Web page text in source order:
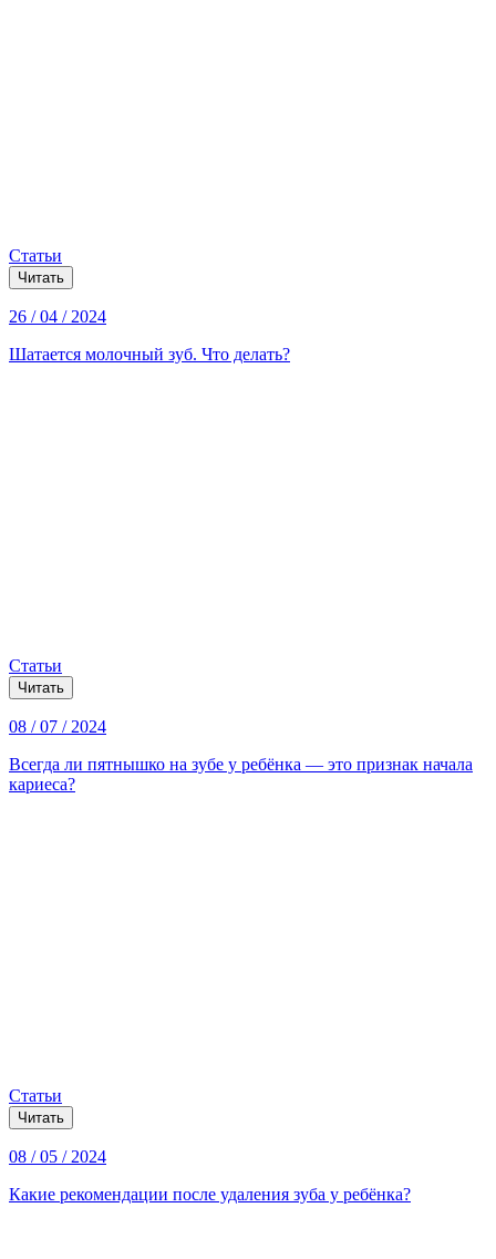
Статьи
Читать
26 / 04 / 2024
Шатается молочный зуб. Что делать?
Статьи
Читать
08 / 07 / 2024
Всегда ли пятнышко на зубе у ребёнка — это признак начала
кариеса?
Статьи
Читать
08 / 05 / 2024
Какие рекомендации после удаления зуба у ребёнка?